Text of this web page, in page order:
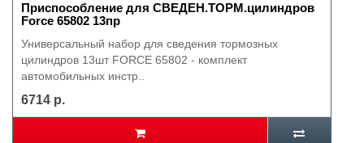
Приспособление для СВЕДЕН.ТОРМ.цилиндров
Force 65802 13пр
Универсальный набор для сведения тормозных
цилиндров 13шт FORCE 65802 - комплект
автомобильных инстр..
6714 р.